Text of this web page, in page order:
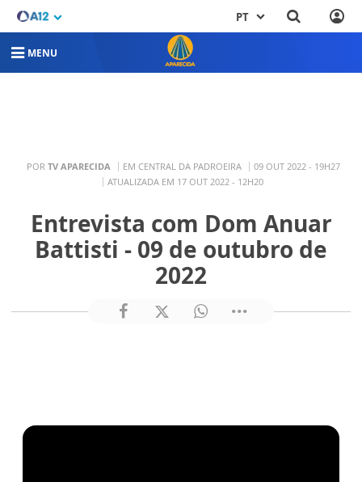
PT
MENU
POR TV APARECIDA EM CENTRAL DA PADROEIRA
09 OUT 2022 - 19H27
ATUALIZADA EM 17 OUT 2022 - 12H20
Entrevista com Dom Anuar
Battisti - 09 de outubro de
2022